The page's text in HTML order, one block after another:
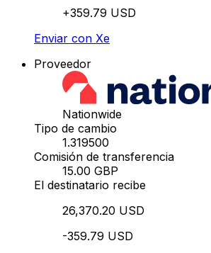
+359.79 USD
Enviar con Xe
Proveedor
Nationwide
Tipo de cambio
1.319500
Comisión de transferencia
15.00 GBP
El destinatario recibe
26,370.20 USD
-359.79 USD